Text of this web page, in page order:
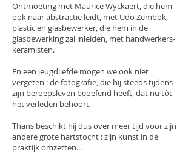
Ontmoeting met Maurice Wyckaert, die hem
ook naar abstractie leidt, met Udo Zembok,
plastic en glasbewerker, die hem in de
glasbewerking zal inleiden, met handwerkers-
keramisten.
En een jeugdliefde mogen we ook niet
vergeten : de fotografie, die hij steeds tijdens
zijn beroepsleven beoefend heeft, dat nu tôt
het verleden behoort.
Thans beschikt hij dus over meer tijd voor zijn
andere grote hartstocht : zijn kunst in de
praktijk omzetten...